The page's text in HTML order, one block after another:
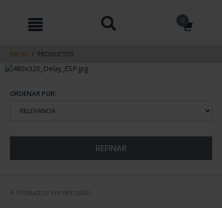
contenido
navegacin
0
INICIO PRODUCTOS
ORDENAR POR:
REFINAR
4 Productos encontrados